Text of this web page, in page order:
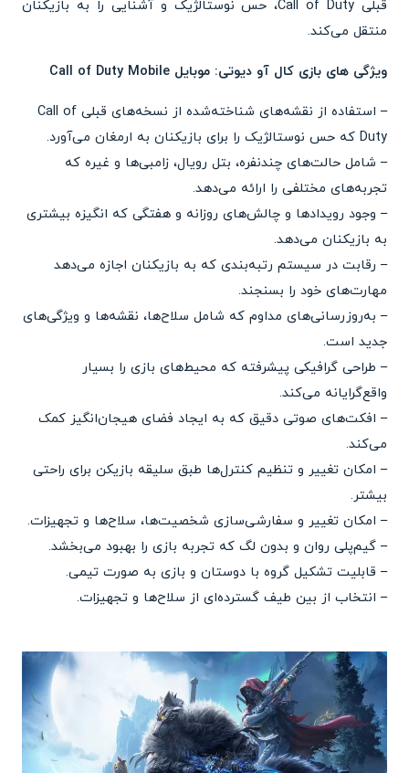
قبلی Call of Duty، حس نوستالژیک و آشنایی را به بازیکنان
منتقل می‌کند.
ویژگی های بازی کال آو دیوتی: موبایل Call of Duty Mobile
– استفاده از نقشه‌های شناخته‌شده از نسخه‌های قبلی Call of
Duty که حس نوستالژیک را برای بازیکنان به ارمغان می‌آورد.
– شامل حالت‌های چندنفره، بتل رویال، زامبی‌ها و غیره که
تجربه‌های مختلفی را ارائه می‌دهد.
– وجود رویدادها و چالش‌های روزانه و هفتگی که انگیزه بیشتری
به بازیکنان می‌دهد.
– رقابت در سیستم رتبه‌بندی که به بازیکنان اجازه می‌دهد
مهارت‌های خود را بسنجند.
– به‌روزرسانی‌های مداوم که شامل سلاح‌ها، نقشه‌ها و ویژگی‌های
جدید است.
– طراحی گرافیکی پیشرفته که محیط‌های بازی را بسیار
واقع‌گرایانه می‌کند.
– افکت‌های صوتی دقیق که به ایجاد فضای هیجان‌انگیز کمک
می‌کند.
– امکان تغییر و تنظیم کنترل‌ها طبق سلیقه بازیکن برای راحتی
بیشتر.
– امکان تغییر و سفارشی‌سازی شخصیت‌ها، سلاح‌ها و تجهیزات.
– گیم‌پلی روان و بدون لگ که تجربه بازی را بهبود می‌بخشد.
– قابلیت تشکیل گروه با دوستان و بازی به صورت تیمی.
– انتخاب از بین طیف گسترده‌ای از سلاح‌ها و تجهیزات.